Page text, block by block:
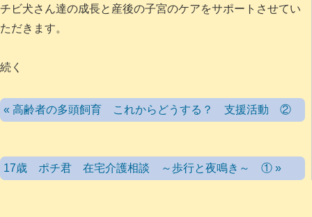
チビ犬さん達の成長と産後の子宮のケアをサポートさせてい
ただきます。
続く
« 高齢者の多頭飼育 これからどうする？ 支援活動 ②
17歳 ポチ君 在宅介護相談 ～歩行と夜鳴き～ ① »